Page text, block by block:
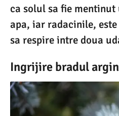
ca solul sa fie
apa, iar radacinile,
sa respire intre doua
Ingrijire bradul